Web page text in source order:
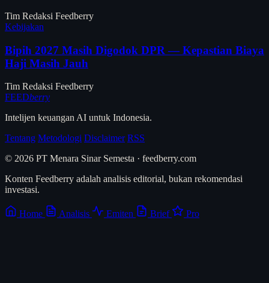
Tim Redaksi Feedberry
Kebijakan
Bipih 2027 Masih Digodok DPR — Kepastian Biaya
Haji Masih Jauh
Tim Redaksi Feedberry
FEEDberry
Intelijen keuangan AI untuk Indonesia.
Tentang Metodologi Disclaimer RSS
© 2026 PT Menara Sinar Semesta · feedberry.com
Konten Feedberry adalah analisis editorial, bukan rekomendasi
investasi.
Home Analisis Emiten Brief Pro